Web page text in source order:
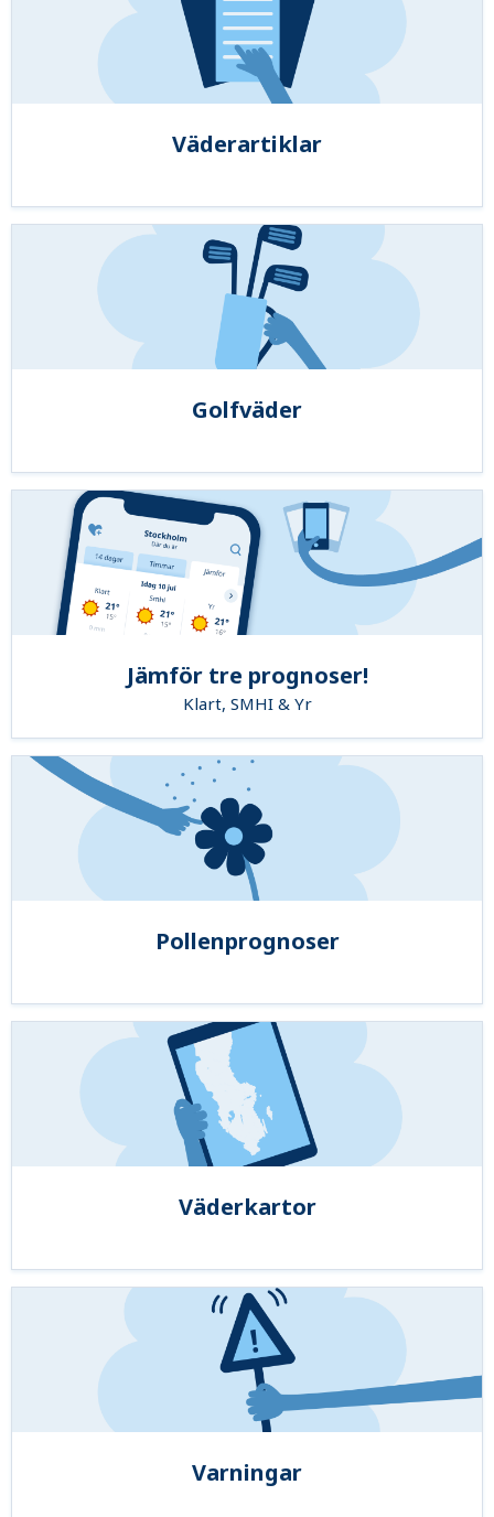
Väderartiklar
Golfväder
Jämför tre prognoser!
Klart, SMHI & Yr
Pollenprognoser
Väderkartor
Varningar